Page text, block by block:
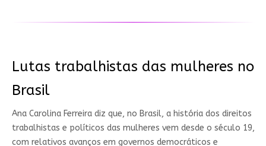
Lutas trabalhistas das mulheres no
Brasil
Ana Carolina Ferreira diz que, no Brasil, a história dos direitos
trabalhistas e políticos das mulheres vem desde o século 19,
com relativos avanços em governos democráticos e